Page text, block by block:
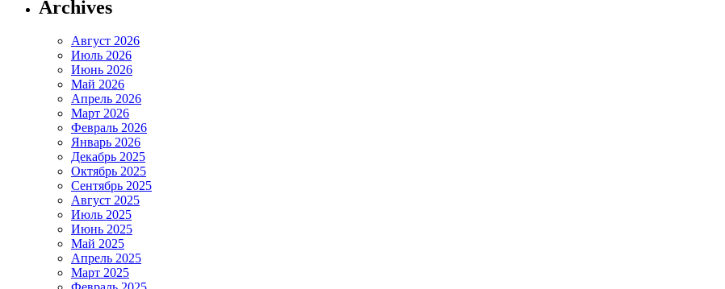
Archives
Август 2026
Июль 2026
Июнь 2026
Май 2026
Апрель 2026
Март 2026
Февраль 2026
Январь 2026
Декабрь 2025
Октябрь 2025
Сентябрь 2025
Август 2025
Июль 2025
Июнь 2025
Май 2025
Апрель 2025
Март 2025